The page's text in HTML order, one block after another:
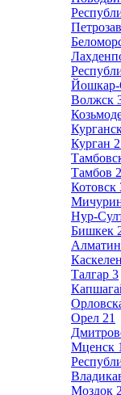
Волжск
Курган
Тамбов
Котовск
Нур-
Бишкек
Каскелен
Талгар 3
Орел 21
Мценск 1
Моздок 2